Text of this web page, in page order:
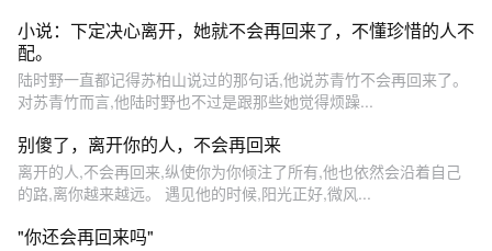
小说：下定决心离开，她就不会再回来了，不懂珍惜的人不
配。
陆时野一直都记得苏柏山说过的那句话,他说苏青竹不会再回来了。
对苏青竹而言,他陆时野也不过是跟那些她觉得烦躁...
别傻了，离开你的人，不会再回来
离开的人,不会再回来,纵使你为你倾注了所有,他也依然会沿着自己
的路,离你越来越远。 遇见他的时候,阳光正好,微风...
"你还会再回来吗"